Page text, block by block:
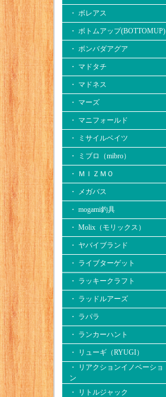
・ ボレアス
・ ボトムアップ(BOTTOMUP)
・ ボンバダアグア
・ マドタチ
・ マドネス
・ マーズ
・ マニフォールド
・ ミサイルベイツ
・ ミブロ（mibro）
・ ＭＩＺＭＯ
・ メガバス
・ mogami釣具
・ Molix（モリックス）
・ ヤバイブランド
・ ライブターゲット
・ ラッキークラフト
・ ラッドルアーズ
・ ラパラ
・ ランカーハント
・ リューギ（RYUGI）
・ リアクションイノベーショ
ン
・ リトルジャック